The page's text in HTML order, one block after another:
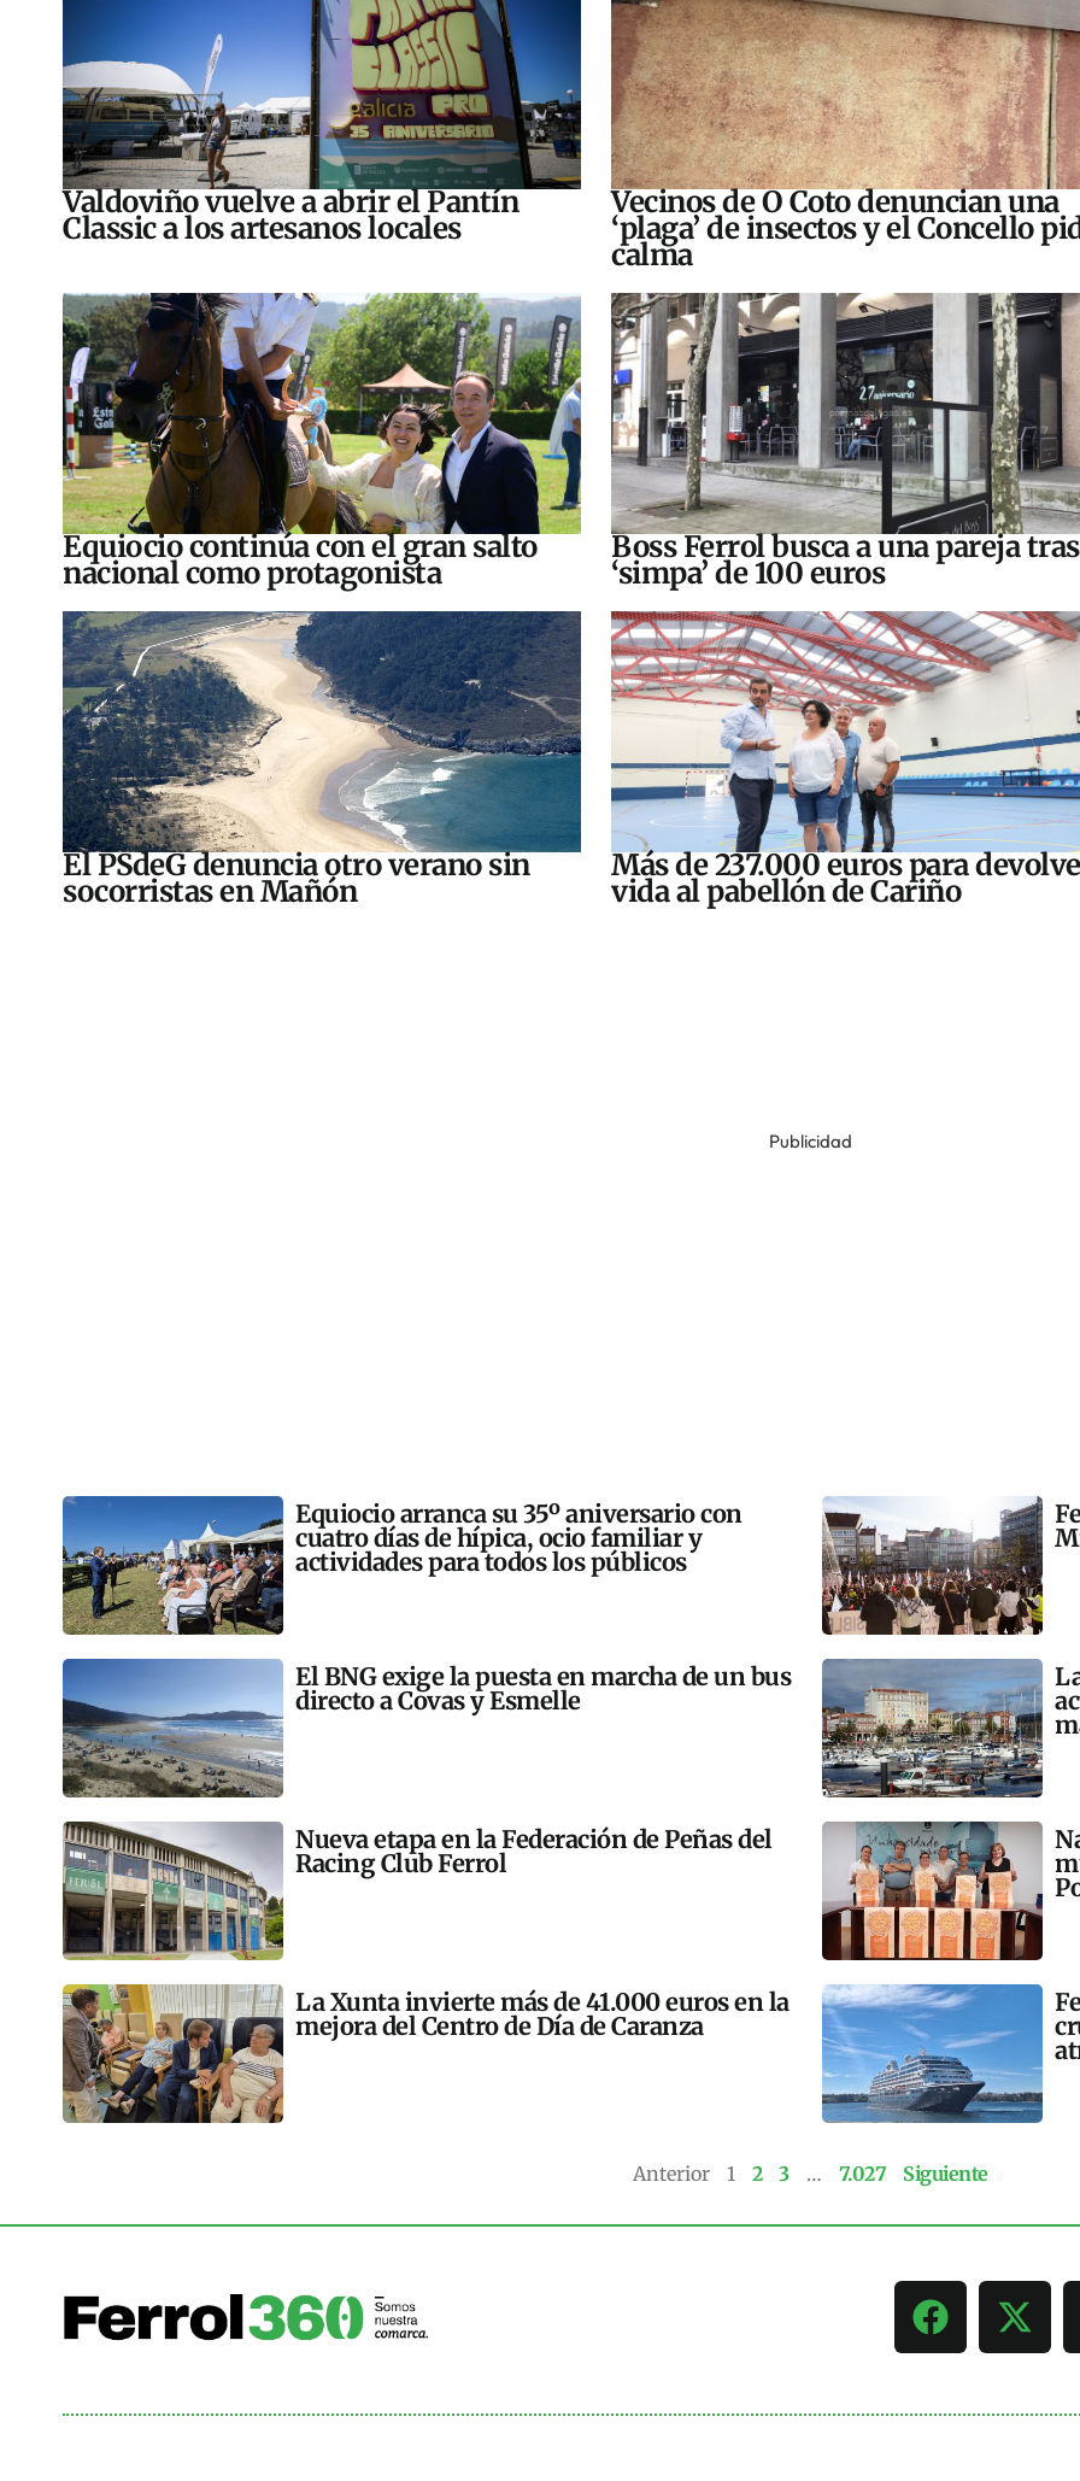
Valdoviño vuelve a abrir el Pantín
Classic a los artesanos locales
Vecinos de O Coto denuncian una
‘plaga’ de insectos y el Concello
calma
Equiocio continúa con el gran salto
nacional como protagonista
Boss Ferrol busca a una pareja
‘simpa’ de 100 euros
El PSdeG denuncia otro verano sin
socorristas en Mañón
Más de 237.000 euros para
vida al pabellón de Cariño
Publicidad
Equiocio arranca su 35º aniversario con
cuatro días de hípica, ocio familiar y
actividades para todos los públicos
El BNG exige la puesta en marcha de un bus
directo a Covas y Esmelle
Nueva etapa en la Federación de Peñas del
Racing Club Ferrol
La Xunta invierte más de 41.000 euros en la
mejora del Centro de Día de Caranza
Anterior 1 2 3 … 7.027 Siguiente